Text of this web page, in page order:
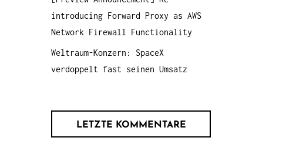
introducing Forward Proxy as AWS
Network Firewall Functionality
Weltraum-Konzern: SpaceX
verdoppelt fast seinen Umsatz
LETZTE KOMMENTARE